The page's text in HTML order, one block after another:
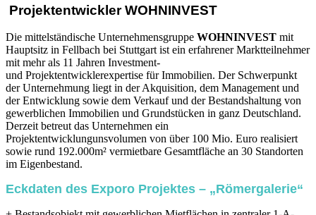
Projektentwickler WOHNINVEST
Die mittelständische Unternehmensgruppe WOHNINVEST mit
Hauptsitz in Fellbach bei Stuttgart ist ein erfahrener Marktteilnehmer
mit mehr als 11 Jahren Investment-
und Projektentwicklerexpertise für Immobilien. Der Schwerpunkt
der Unternehmung liegt in der Akquisition, dem Management und
der Entwicklung sowie dem Verkauf und der Bestandshaltung von
gewerblichen Immobilien und Grundstücken in ganz Deutschland.
Derzeit betreut das Unternehmen ein
Projektentwicklungunsvolumen von über 100 Mio. Euro realisiert
sowie rund 192.000m² vermietbare Gesamtfläche an 30 Standorten
im Eigenbestand.
Eckdaten des Exporo Projektes – „Römergalerie“